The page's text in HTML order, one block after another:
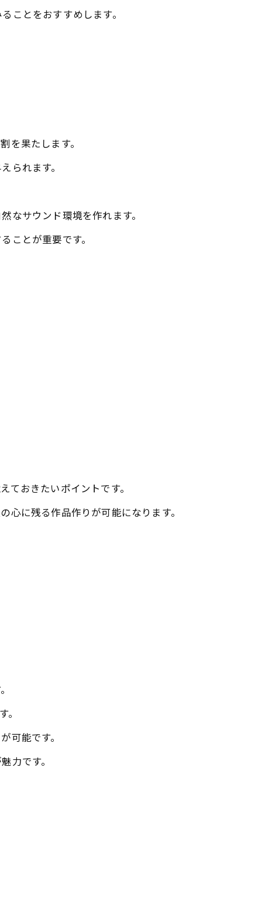
ことをおすすめします。
を果たします。
られます。
なサウンド環境を作れます。
ことが重要です。
おきたいポイントです。
に残る作品作りが可能になります。
可能です。
力です。